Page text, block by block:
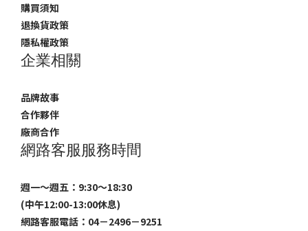
購買須知
退換貨政策
隱私權政策
企業相關
品牌故事
合作夥伴
廠商合作
網路客服服務時間
週一～週五：9:30～18:30
(中午12:00-13:00休息)
網路客服電話：04－2496－9251